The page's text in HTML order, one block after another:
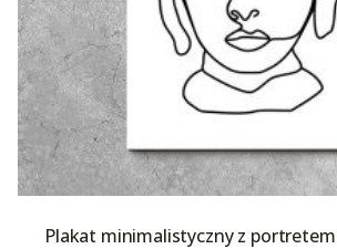
Plakat minimalistyczny z